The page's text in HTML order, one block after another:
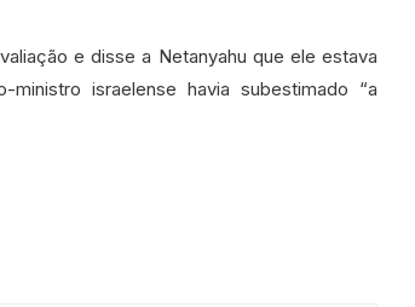
e disse a Netanyahu que ele estava
israelense havia subestimado “a